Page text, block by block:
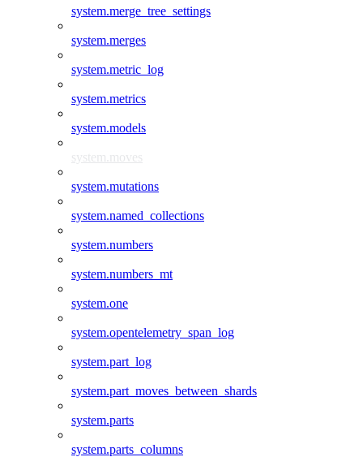
system.merge_tree_settings
system.merges
system.metric_log
system.metrics
system.models
system.moves
system.mutations
system.named_collections
system.numbers
system.numbers_mt
system.one
system.opentelemetry_span_log
system.part_log
system.part_moves_between_shards
system.parts
system.parts_columns